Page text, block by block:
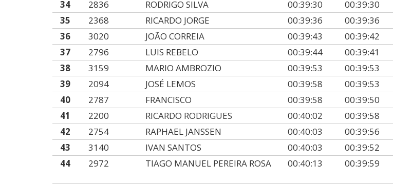
34
2836 RODRIGO SILVA 00:39:30 00:39:30
35
2368 RICARDO JORGE 00:39:36 00:39:36
36
3020 JOÃO CORREIA 00:39:43 00:39:42
37
2796 LUIS REBELO 00:39:44 00:39:41
38
3159 MARIO AMBROZIO 00:39:53 00:39:53
39
2094 JOSÉ LEMOS 00:39:58 00:39:53
40
2787 FRANCISCO 00:39:58 00:39:50
41
2200 RICARDO RODRIGUES 00:40:02 00:39:58
42
2754 RAPHAEL JANSSEN 00:40:03 00:39:56
43
3140 IVAN SANTOS 00:40:03 00:39:52
44
2972 TIAGO MANUEL PEREIRA ROSA 00:40:13 00:39:59